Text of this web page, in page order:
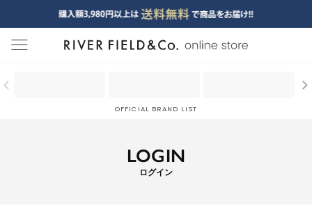
menu
OFFICIAL BRAND LIST
LOGIN
ログイン